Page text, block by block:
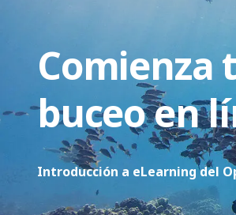
Comienza
buceo en
Introducción a eLearning del